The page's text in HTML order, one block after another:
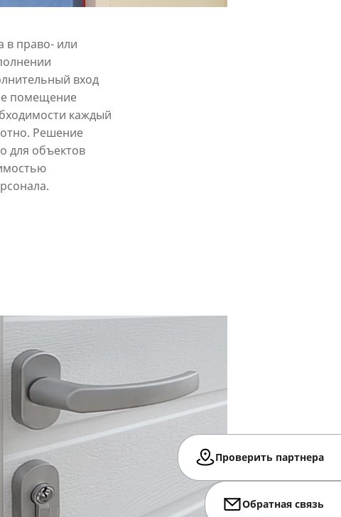
в право- или
вход
помещение
каждый
Решение
для объектов
Проверить партнера
Обратная связь